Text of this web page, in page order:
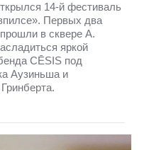
14-й фестиваль
Первых два
в сквере А.
яркой
CĒSIS под
Аузиньша и